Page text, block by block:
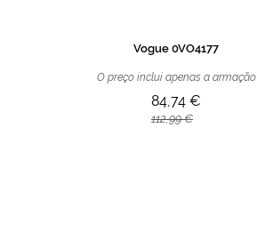
Vogue 0VO4177
O preço inclui apenas a armação
84,74 €
112,99 €